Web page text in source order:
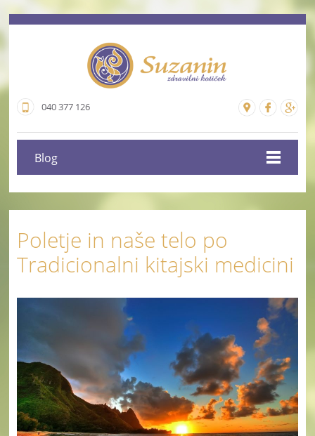
040 377 126
Blog
Poletje in naše telo po
Tradicionalni kitajski medicini